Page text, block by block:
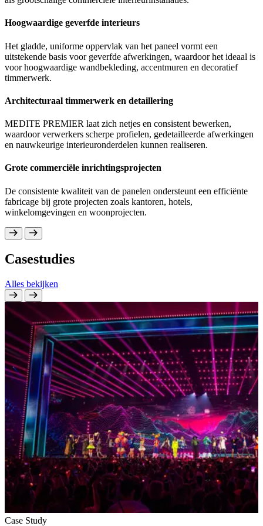
Hoogwaardige geverfde interieurs
Het gladde, uniforme oppervlak van het paneel vormt een
uitstekende basis voor geverfde afwerkingen, waardoor het ideaal is
voor hoogwaardige wandbekleding, accentmuren en decoratief
timmerwerk.
Architecturaal timmerwerk en detaillering
MEDITE PREMIER laat zich netjes en consistent bewerken,
waardoor verwerkers scherpe profielen, gedetailleerde afwerkingen
en nauwkeurige interieuronderdelen kunnen realiseren.
Grote commerciële inrichtingsprojecten
De consistente kwaliteit van de panelen ondersteunt een efficiënte
fabricage bij grote projecten zoals kantoren, hotels,
winkelomgevingen en woonprojecten.
Het paneel laat zich netjes frezen en profileren,
geschikt is voor meubelontwerpen met decoratieve
Hoogwaardig geverfd meubilair
interieurinrichtingen.
Consistente productiekwaliteit
De betrouwbare kwaliteit van het paneel draagt bij
bewerkings- en afwerkingsresultaten bij grote
Het gladde oppervlak en de stabiele structuur van het
het geschikt voor geverfde kastdeuren en decoratieve
Decoratieve panelen en schrijnwerk
Ideaal voor interieurpanelen, sierlijsten en details in
Hoogwaardige oppervlakteafwerking
Biedt een uitstekende ondergrond voor geverfde,
gefineerde afwerkingen die vaak worden
keuken- en badkamerontwerpen.
Casestudies
Alles bekijken
Case Study